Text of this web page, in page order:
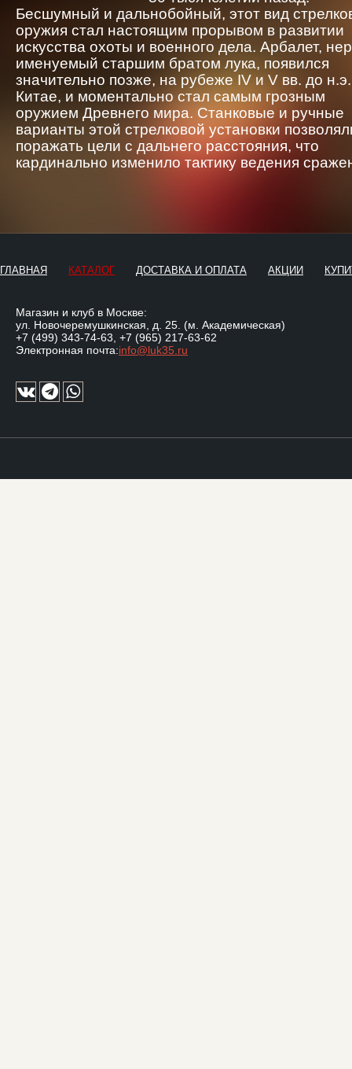
Бесшумный и дальнобойный, этот вид
оружия стал настоящим прорывом в развитии
искусства охоты и военного дела. Арбалет,
именуемый старшим братом лука, появился
значительно позже, на рубеже IV и V вв. до
Китае, и моментально стал самым грозным
оружием Древнего мира. Станковые и ручные
варианты этой стрелковой установки
поражать цели с дальнего расстояния, что
кардинально изменило тактику ведения
ГЛАВНАЯ КАТАЛОГ ДОСТАВКА И ОПЛАТА АКЦИИ
Магазин и клуб в Москве:
ул. Новочеремушкинская, д. 25. (м. Академическая)
+7 (499) 343-74-63 +7 (965) 217-63-62
Электронная почта:info@luk35.ru